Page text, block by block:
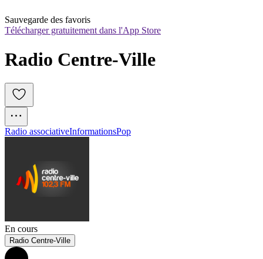
Sauvegarde des favoris
Télécharger gratuitement dans l'App Store
Radio Centre-Ville
Radio associativeInformationsPop
En cours
Radio Centre-Ville